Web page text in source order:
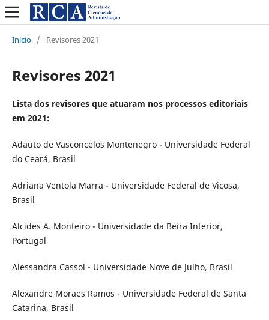
Início / Revisores 2021
Revisores 2021
Lista dos revisores que atuaram nos processos editoriais
em 2021:
Adauto de Vasconcelos Montenegro - Universidade Federal
do Ceará, Brasil
Adriana Ventola Marra - Universidade Federal de Viçosa,
Brasil
Alcides A. Monteiro - Universidade da Beira Interior,
Portugal
Alessandra Cassol - Universidade Nove de Julho, Brasil
Alexandre Moraes Ramos - Universidade Federal de Santa
Catarina, Brasil